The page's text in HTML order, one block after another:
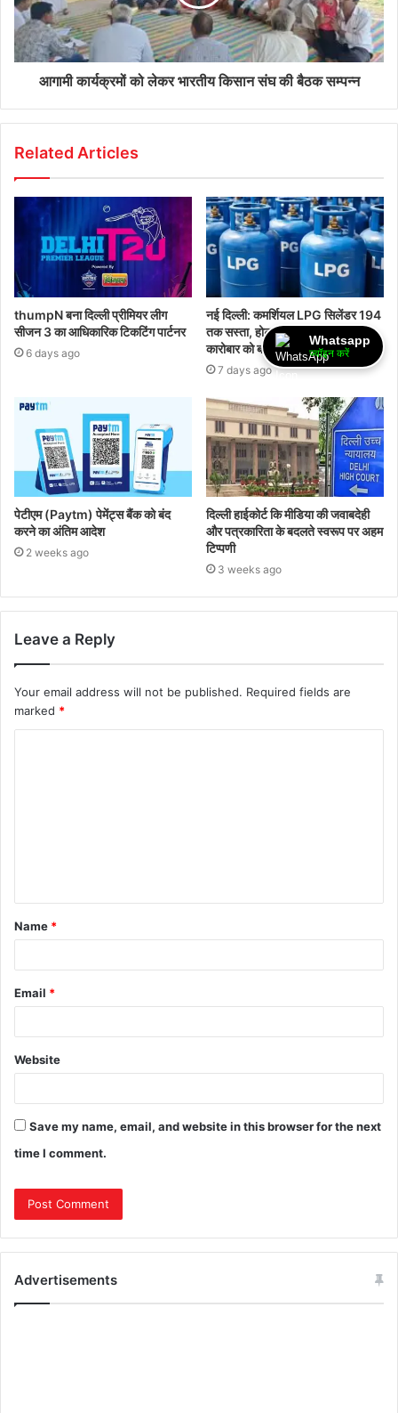
आगामी कार्यक्रमों को लेकर भारतीय किसान संघ की बैठक सम्पन्न
Related Articles
thumpN बना दिल्ली प्रीमियर लीग
सीजन 3 का आधिकारिक टिकटिंग पार्टनर
6 days ago
नई दिल्ली: कमर्शियल LPG सिलेंडर 194
तक सस्ता, होटल-रेस्टोरेंट और कैटरिंग
कारोबार को बड़ी राहत
7 days ago
पेटीएम (Paytm) पेमेंट्स बैंक को बंद
करने का अंतिम आदेश
2 weeks ago
दिल्ली हाईकोर्ट कि मीडिया की जवाबदेही
और पत्रकारिता के बदलते स्वरूप पर अहम
टिप्पणी
3 weeks ago
Leave a Reply
Your email address will not be published. Required fields are
marked *
Name *
Email *
Website
Save my name, email, and website in this browser for the next
time I comment.
Advertisements
Whatsapp
ज्वॉइन करें